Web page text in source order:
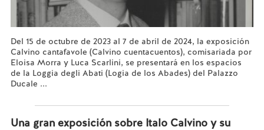
Del 15 de octubre de 2023 al 7 de abril de 2024, la exposición
Calvino cantafavole (Calvino cuentacuentos), comisariada por
Eloisa Morra y Luca Scarlini, se presentará en los espacios
de la Loggia degli Abati (Logia de los Abades) del Palazzo
Ducale ...
Una gran exposición sobre Italo Calvino y su